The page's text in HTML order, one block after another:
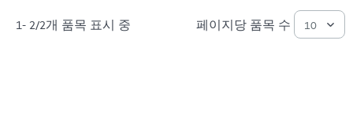
1- 2/2개 품목 표시 중 페이지당 품목 수